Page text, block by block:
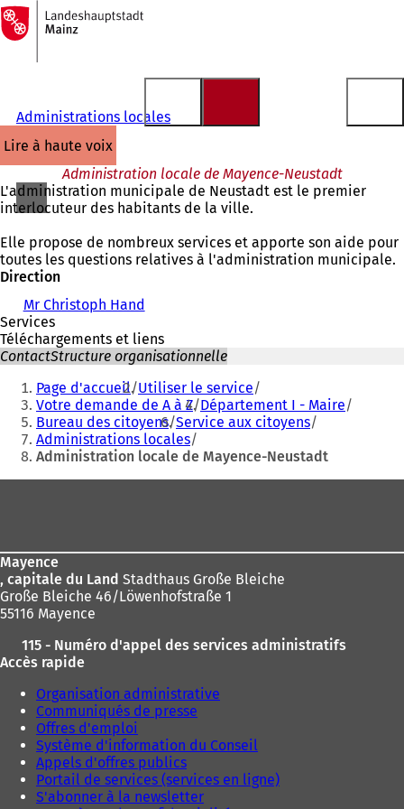
Accéder au contenu
Vers
la
page
d'accueil
Administrations locales
lire à haute voix
Administration locale de Mayence-Neustadt
L'administration municipale de Neustadt est le premier
interlocuteur des habitants de la ville.
Elle propose de nombreux services et apporte son aide pour
toutes les questions relatives à l'administration municipale.
Direction
Mr Christoph Hand
Services
Téléchargements et liens
ContactStructure organisationnelle
Vous
êtes
ici
Page d'accueil Utiliser le service
Votre demande de A à Z Département I - Maire
Bureau des citoyens Service aux citoyens
Administrations locales
Administration locale de Mayence-Neustadt
Mayence
, capitale du Land Stadthaus Große Bleiche
Große Bleiche 46/Löwenhofstraße 1
55116 Mayence
115 - Numéro d'appel des services administratifs
Accès rapide
Organisation administrative
Communiqués de presse
Offres d'emploi
Système d'information du Conseil
Appels d'offres publics
Portail de services (services en ligne)
S'abonner à la newsletter